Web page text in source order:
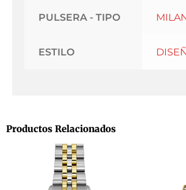
PULSERA - TIPO
ESTILO
Productos Relacionados